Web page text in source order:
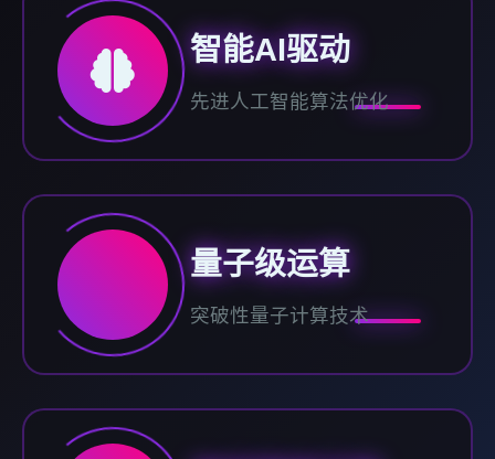
智能AI驱动
先进人工智能算法优化
量子级运算
突破性量子计算技术